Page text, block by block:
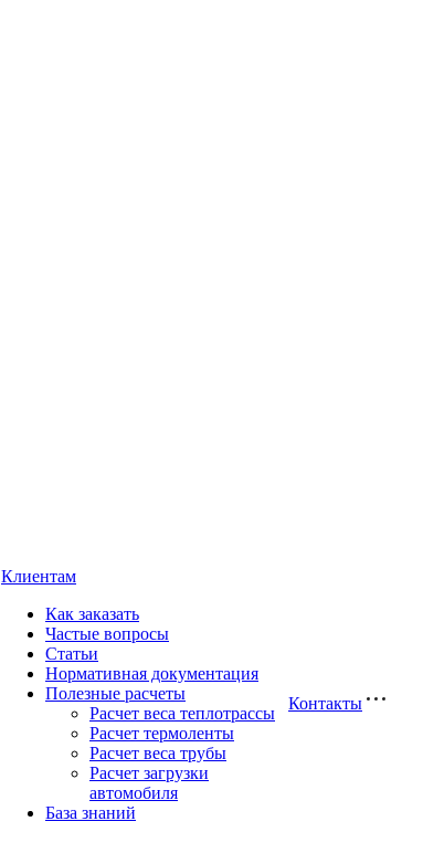
Клиентам
Как заказать
Частые вопросы
Статьи
Нормативная документация
Полезные расчеты
Расчет веса теплотрассы
Расчет термоленты
Расчет веса трубы
Расчет загрузки
автомобиля
База знаний
Контакты